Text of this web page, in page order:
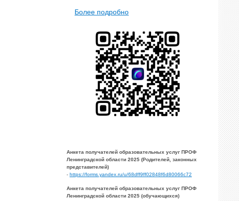
Более подробно
Анкета получателей образовательных услуг ПРОФ
Ленинградской области 2025 (Родителей, законных
представителей)
- https://forms.yandex.ru/u/68dff9ff02848f6d80066c72
Анкета получателей образовательных услуг ПРОФ
Ленинградской области 2025 (обучающихся)